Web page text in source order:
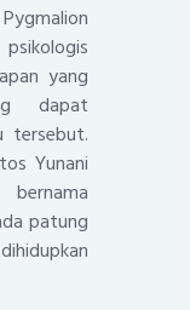
yang
dapat
tersebut.
Yunani
bernama
patung